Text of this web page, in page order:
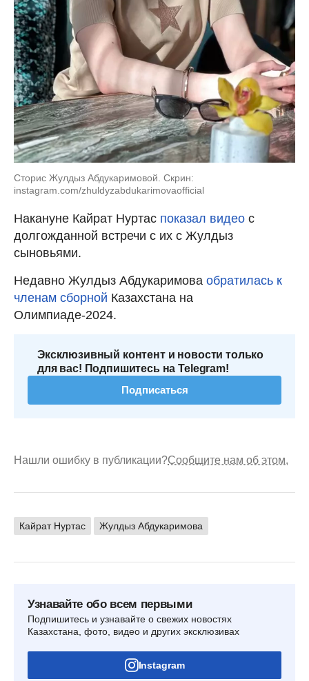
Сторис Жулдыз Абдукаримовой. Скрин:
instagram.com/zhuldyzabdukarimovaofficial
Накануне Кайрат Нуртас показал видео с
долгожданной встречи с их с Жулдыз
сыновьями.
Недавно Жулдыз Абдукаримова обратилась к
членам сборной Казахстана на
Олимпиаде-2024.
Эксклюзивный контент и новости только
для вас! Подпишитесь на Telegram!
Подписаться
Нашли ошибку в публикации?Сообщите нам об этом.
Кайрат Нуртас Жулдыз Абдукаримова
Узнавайте обо всем первыми
Подпишитесь и узнавайте о свежих новостях
Казахстана, фото, видео и других эксклюзивах
Instagram